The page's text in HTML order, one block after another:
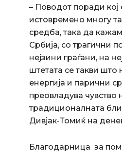
– Поводот поради кој
истовремено многу
средба, така да
Србија, со трагични
нејзини граѓани, на
штетата се такви
енергија и парични
преовладува чувство
традиционалната
Дивјак-Томиќ на
Благодарница за